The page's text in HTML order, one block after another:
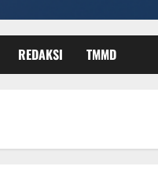
REDAKSI TMMD